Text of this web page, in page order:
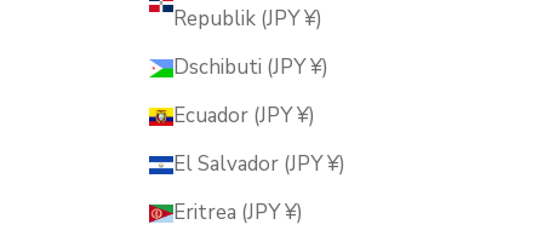
Republik (JPY ¥)
Dschibuti (JPY ¥)
Ecuador (JPY ¥)
El Salvador (JPY ¥)
Eritrea (JPY ¥)